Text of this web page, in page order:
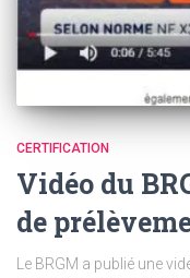
CERTIFICATION
Vidéo du
de
Le BRGM a publié une